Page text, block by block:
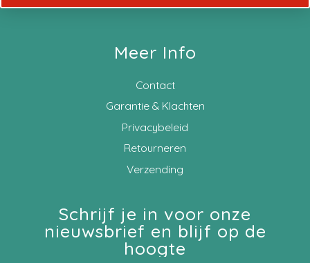
Meer Info
Contact
Garantie & Klachten
Privacybeleid
Retourneren
Verzending
Schrijf je in voor onze
nieuwsbrief en blijf op de
hoogte